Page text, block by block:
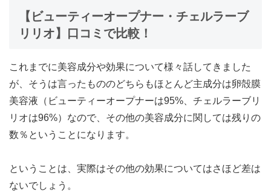
【ビューティーオープナー・チェルラーブ
リリオ】口コミで比較！
これまでに美容成分や効果について様々話してきました
が、そうは言ったもののどちらもほとんど主成分は卵殻膜
美容液（ビューティーオープナーは95%、チェルラーブリ
リオは96%）なので、その他の美容成分に関しては残りの
数％ということになります。
ということは、実際はその他の効果についてはさほど差は
ないでしょう。